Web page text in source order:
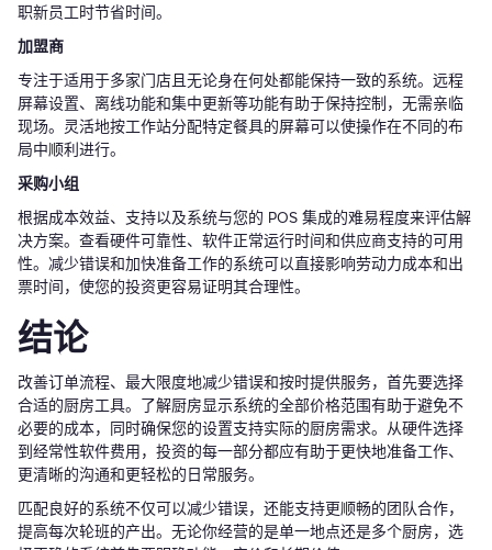
职新员工时节省时间。
加盟商
专注于适用于多家门店且无论身在何处都能保持一致的系统。远程
屏幕设置、离线功能和集中更新等功能有助于保持控制，无需亲临
现场。灵活地按工作站分配特定餐具的屏幕可以使操作在不同的布
局中顺利进行。
采购小组
根据成本效益、支持以及系统与您的 POS 集成的难易程度来评估解
决方案。查看硬件可靠性、软件正常运行时间和供应商支持的可用
性。减少错误和加快准备工作的系统可以直接影响劳动力成本和出
票时间，使您的投资更容易证明其合理性。
结论
改善订单流程、最大限度地减少错误和按时提供服务，首先要选择
合适的厨房工具。了解厨房显示系统的全部价格范围有助于避免不
必要的成本，同时确保您的设置支持实际的厨房需求。从硬件选择
到经常性软件费用，投资的每一部分都应有助于更快地准备工作、
更清晰的沟通和更轻松的日常服务。
匹配良好的系统不仅可以减少错误，还能支持更顺畅的团队合作，
提高每次轮班的产出。无论你经营的是单一地点还是多个厨房，选